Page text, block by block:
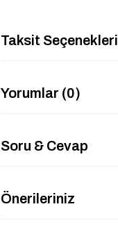
Taksit Seçenekleri
Yorumlar (0)
Soru & Cevap
Önerileriniz